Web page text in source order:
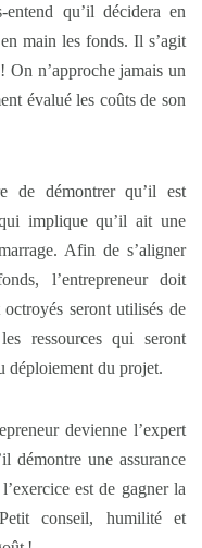
qu’il décidera en
main les fonds. Il s’agit
On n’approche jamais un
évalué les coûts de son
de démontrer qu’il est
implique qu’il ait une
Afin de s’aligner
l’entrepreneur doit
seront utilisés de
ressources qui seront
déploiement du projet.
devienne l’expert
démontre une assurance
est de gagner la
conseil, humilité et